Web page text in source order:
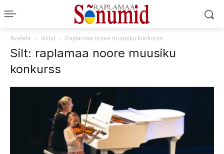
Avaleht Sildid Raplamaa noore muusiku konkurss
Silt: raplamaa noore muusiku
konkurss